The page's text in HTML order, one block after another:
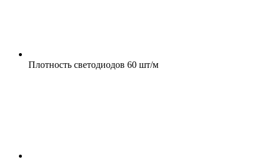
Плотность светодиодов 60 шт/м